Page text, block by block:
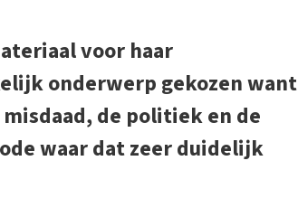
voor haar
onderwerp gekozen want
de politiek en de
waar dat zeer duidelijk